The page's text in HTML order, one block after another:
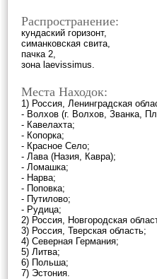
Распространение:
кундаский горизонт,
симанковская свита,
пачка 2,
зона laevissimus.
Места Находок:
1) Россия, Ленинградская
- Волхов (г. Волхов, Званка,
- Кавелахта;
- Копорка;
- Красное Село;
- Лава (Назия, Кавра);
- Ломашка;
- Нарва;
- Поповка;
- Путилово;
- Рудица;
2) Россия, Новгородская
3) Россия, Тверская область;
4) Северная Германия;
5) Литва;
6) Польша;
7) Эстония.